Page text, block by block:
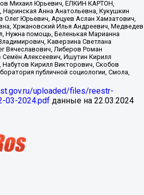
uploaded/files/reestr-
03-2024.pdf данные на 22.03.2024